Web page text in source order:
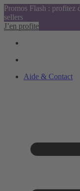
Promos Flash : profitez
sellers
J’en profite
Aide & Contact